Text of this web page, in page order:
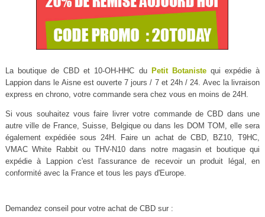
La boutique de CBD et 10-OH-HHC du Petit Botanistequi expédie à
Lappion dans le Aisne est ouverte 7 jours / 7 et 24h / 24. Avec la livraison
express en chrono, votre commande sera chez vous en moins de 24H.
Si vous souhaitez vous faire livrer votre commande de CBD dans une
autre ville de France, Suisse, Belgique ou dans les DOM TOM, elle sera
également expédiée sous 24H. Faire un achat de CBD, BZ10, T9HC,
VMAC White Rabbit ou THV-N10 dans notre magasin et boutique qui
expédie à Lappion c'est l'assurance de recevoir un produit légal, en
conformité avec la France et tous les pays d'Europe.
Demandez conseil pour votre achat de CBD sur :